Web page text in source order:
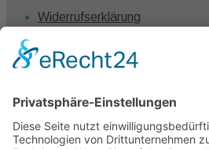
Widerrufserklärung
Vertrag widerrufen
Kontakt
Claudia Winkel